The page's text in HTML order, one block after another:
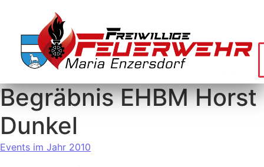
Begräbnis EHBM Horst
Dunkel
Events im Jahr 2010